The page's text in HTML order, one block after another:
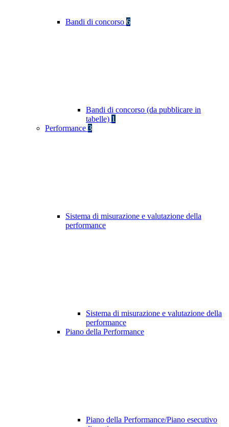
Bandi di concorso 6
Bandi di concorso (da pubblicare in
tabelle) 1
Performance 3
Sistema di misurazione e valutazione della
performance
Sistema di misurazione e valutazione della
performance
Piano della Performance
Piano della Performance/Piano esecutivo